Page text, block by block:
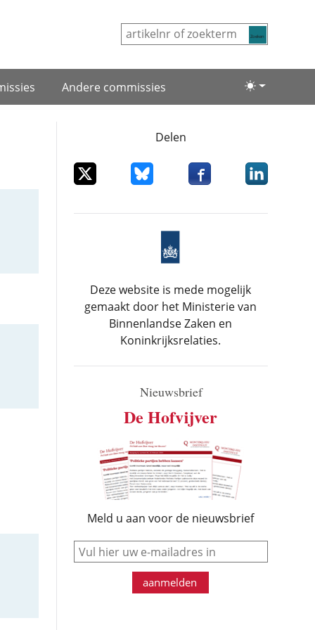
Lichte/
Andere commissies
Delen
Deel dit item op XDeel dit item op Bluesky
Deel dit item op
Deel dit
Deze website is mede mogelijk
gemaakt door het Ministerie van
Binnenlandse Zaken en
Koninkrijksrelaties.
Nieuwsbrief
De Hofvijver
Meld u aan voor de nieuwsbrief
e-mail
aanmelden